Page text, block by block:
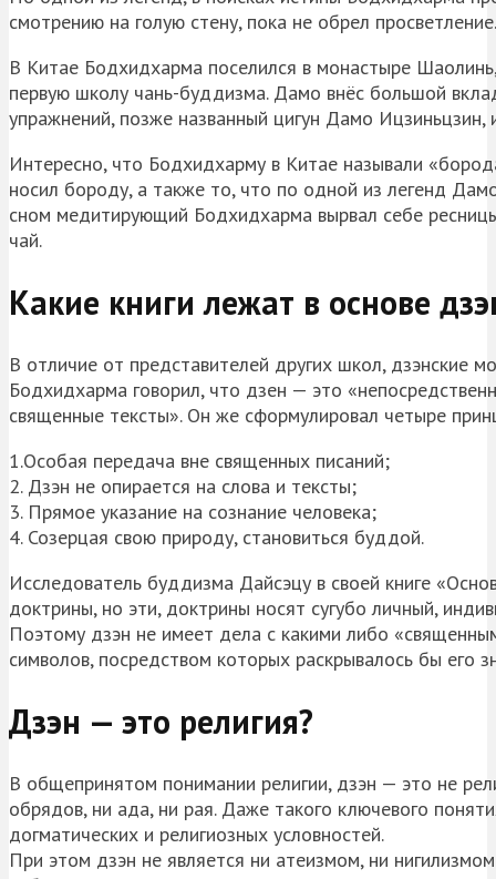
смотрению на голую стену, пока не обрел просветление.
В Китае Бодхидхарма поселился в монастыре
первую школу чань-буддизма. Дамо внёс большой
упражнений, позже названный цигун Дамо Ицзиньцзин,
Интересно, что Бодхидхарму в Китае называли
носил бороду, а также то, что по одной из легенд
сном медитирующий Бодхидхарма вырвал себе
чай.
Какие книги лежат в основе
В отличие от представителей других школ, дзэнские
Бодхидхарма говорил, что дзен — это
священные тексты». Он же сформулировал четыре
1.Особая передача вне священных писаний;
2. Дзэн не опирается на слова и тексты;
3. Прямое указание на сознание человека;
4. Созерцая свою природу, становиться буддой.
Исследователь буддизма Дайсэцу в своей книге
доктрины, но эти, доктрины носят сугубо личный,
Поэтому дзэн не имеет дела с какими либо
символов, посредством которых раскрывалось бы его
Дзэн — это религия?
В общепринятом понимании религии, дзэн — это не
обрядов, ни ада, ни рая. Даже такого ключевого
догматических и религиозных условностей.
При этом дзэн не является ни атеизмом, ни